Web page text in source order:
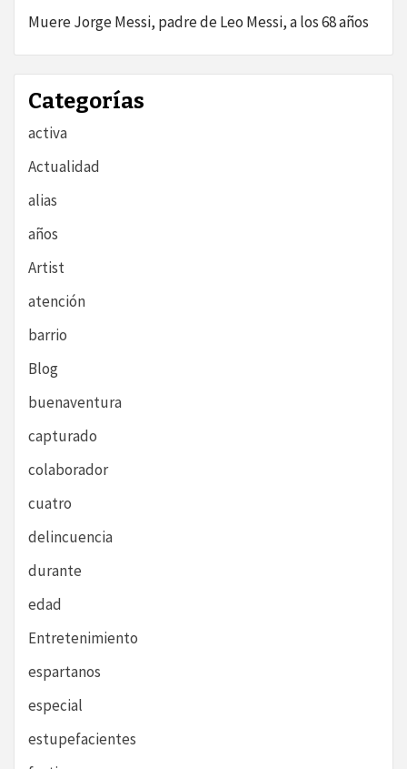
Muere Jorge Messi, padre de Leo Messi, a los 68 años
Categorías
activa
Actualidad
alias
años
Artist
atención
barrio
Blog
buenaventura
capturado
colaborador
cuatro
delincuencia
durante
edad
Entretenimiento
espartanos
especial
estupefacientes